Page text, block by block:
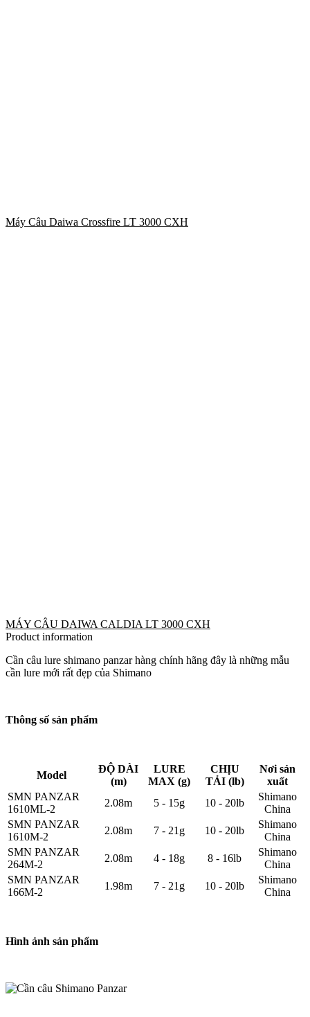
Máy Câu Daiwa Crossfire LT 3000 CXH
MÁY CÂU DAIWA CALDIA LT 3000 CXH
Product information
Cần câu lure shimano panzar hàng chính hãng đây là những mẫu
cần lure mới rất đẹp của Shimano
Thông số sản phẩm
Model
ĐỘ DÀI
(m)
LURE
MAX (g)
CHỊU
TẢI (lb)
Nơi sản
xuất
SMN PANZAR
1610ML-2
2.08m 5 - 15g 10 - 20lb
Shimano
China
SMN PANZAR
1610M-2
2.08m 7 - 21g 10 - 20lb
Shimano
China
SMN PANZAR
264M-2
2.08m 4 - 18g 8 - 16lb
Shimano
China
SMN PANZAR
166M-2
1.98m 7 - 21g 10 - 20lb
Shimano
China
Hình ảnh sản phẩm